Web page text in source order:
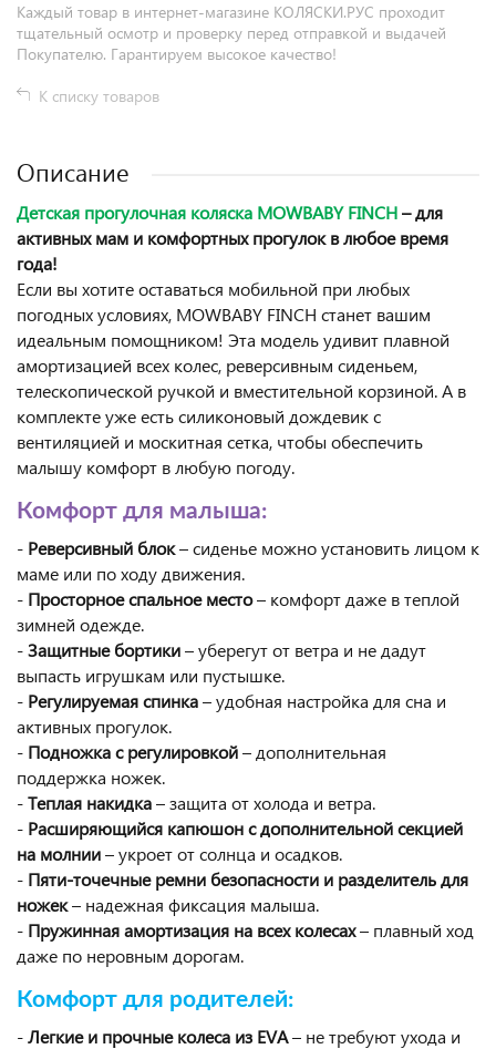
Каждый товар в интернет-магазине КОЛЯСКИ.РУС проходит
тщательный осмотр и проверку перед отправкой и выдачей
Покупателю. Гарантируем высокое качество!
К списку товаров
Описание
Детская прогулочная коляска MOWBABY FINCH– для
активных мам и комфортных прогулок в любое время
года!
Если вы хотите оставаться мобильной при любых
погодных условиях, MOWBABY FINCH станет вашим
идеальным помощником! Эта модель удивит плавной
амортизацией всех колес, реверсивным сиденьем,
телескопической ручкой и вместительной корзиной. А в
комплекте уже есть силиконовый дождевик с
вентиляцией и москитная сетка, чтобы обеспечить
малышу комфорт в любую погоду.
Комфорт для малыша:
- Реверсивный блок– сиденье можно установить лицом к
маме или по ходу движения.
- Просторное спальное место– комфорт даже в теплой
зимней одежде.
-Защитные бортики– уберегут от ветра и не дадут
выпасть игрушкам или пустышке.
- Регулируемая спинка– удобная настройка для сна и
активных прогулок.
- Подножка с регулировкой– дополнительная
поддержка ножек.
-Теплая накидка– защита от холода и ветра.
- Расширяющийся капюшон с дополнительной секцией
на молнии– укроет от солнца и осадков.
- Пяти-точечные ремни безопасности и разделитель для
ножек– надежная фиксация малыша.
- Пружинная амортизация на всех колесах– плавный ход
даже по неровным дорогам.
Комфорт для родителей:
-Легкие и прочные колеса из EVA– не требуют ухода и